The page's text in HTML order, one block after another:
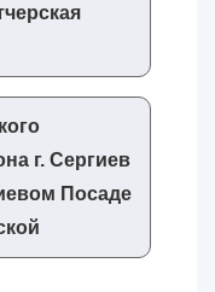
г. Сергиев
Посаде